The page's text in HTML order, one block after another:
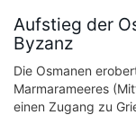
Aufstieg der
Byzanz
Die Osmanen
Marmarameeres
einen Zugang zu